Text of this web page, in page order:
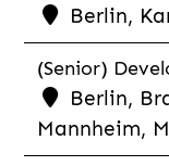
Berlin,
(Senior)
Berlin,
Mannheim,